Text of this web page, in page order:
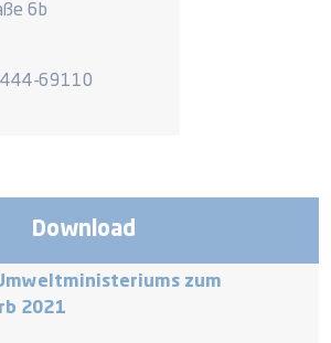
69110
6b
Download
zum
2021